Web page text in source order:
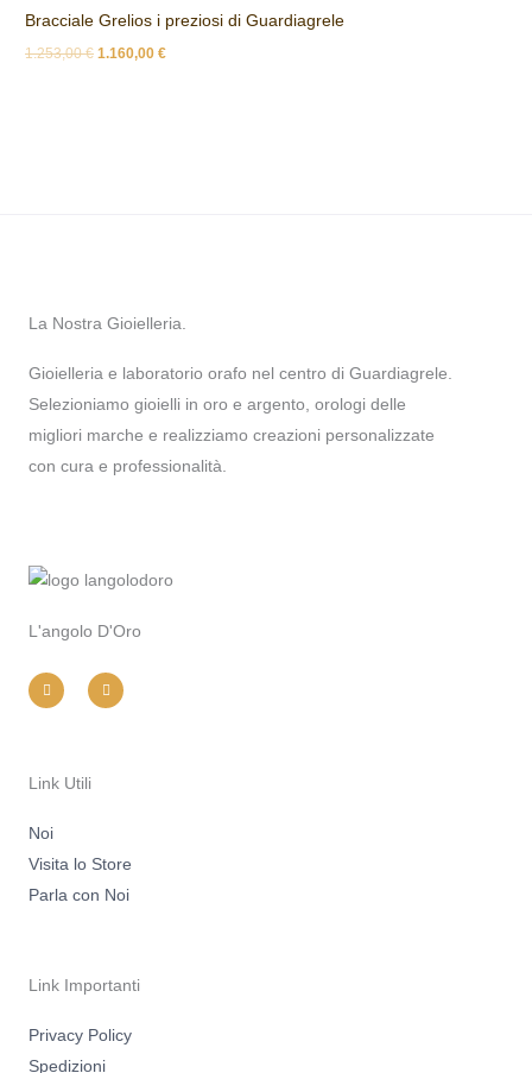
Bracciale Grelios i preziosi di Guardiagrele
1.253,00€ 1.160,00€
La Nostra Gioielleria.
Gioielleria e laboratorio orafo nel centro di Guardiagrele.
Selezioniamo gioielli in oro e argento, orologi delle
migliori marche e realizziamo creazioni personalizzate
con cura e professionalità.
L'angolo D'Oro
s
t
m
c
e
Link Utili
Noi
Visita lo Store
Parla con Noi
Link Importanti
Privacy Policy
Spedizioni